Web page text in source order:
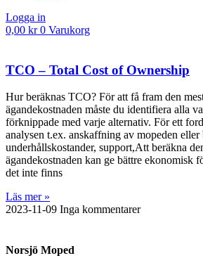
Logga in
0,00 kr 0 Varukorg
TCO – Total Cost of Ownership
Hur beräknas TCO? För att få fram den
ägandekostnaden måste du identifiera alla
förknippade med varje alternativ. För ett
analysen t.ex. anskaffning av mopeden eller
underhållskostander, support,Att beräkna
ägandekostnaden kan ge bättre ekonomisk
det inte finns
Läs mer »
2023-11-09 Inga kommentarer
Norsjö Moped